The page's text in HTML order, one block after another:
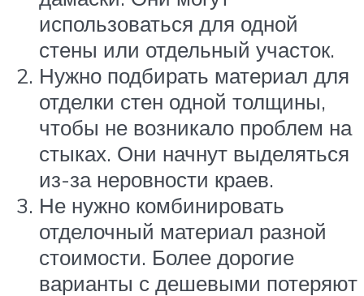
использоваться для одной
стены или отдельный участок.
Нужно подбирать материал для
отделки стен одной толщины,
чтобы не возникало проблем на
стыках. Они начнут выделяться
из-за неровности краев.
Не нужно комбинировать
отделочный материал разной
стоимости. Более дорогие
варианты с дешевыми потеряют